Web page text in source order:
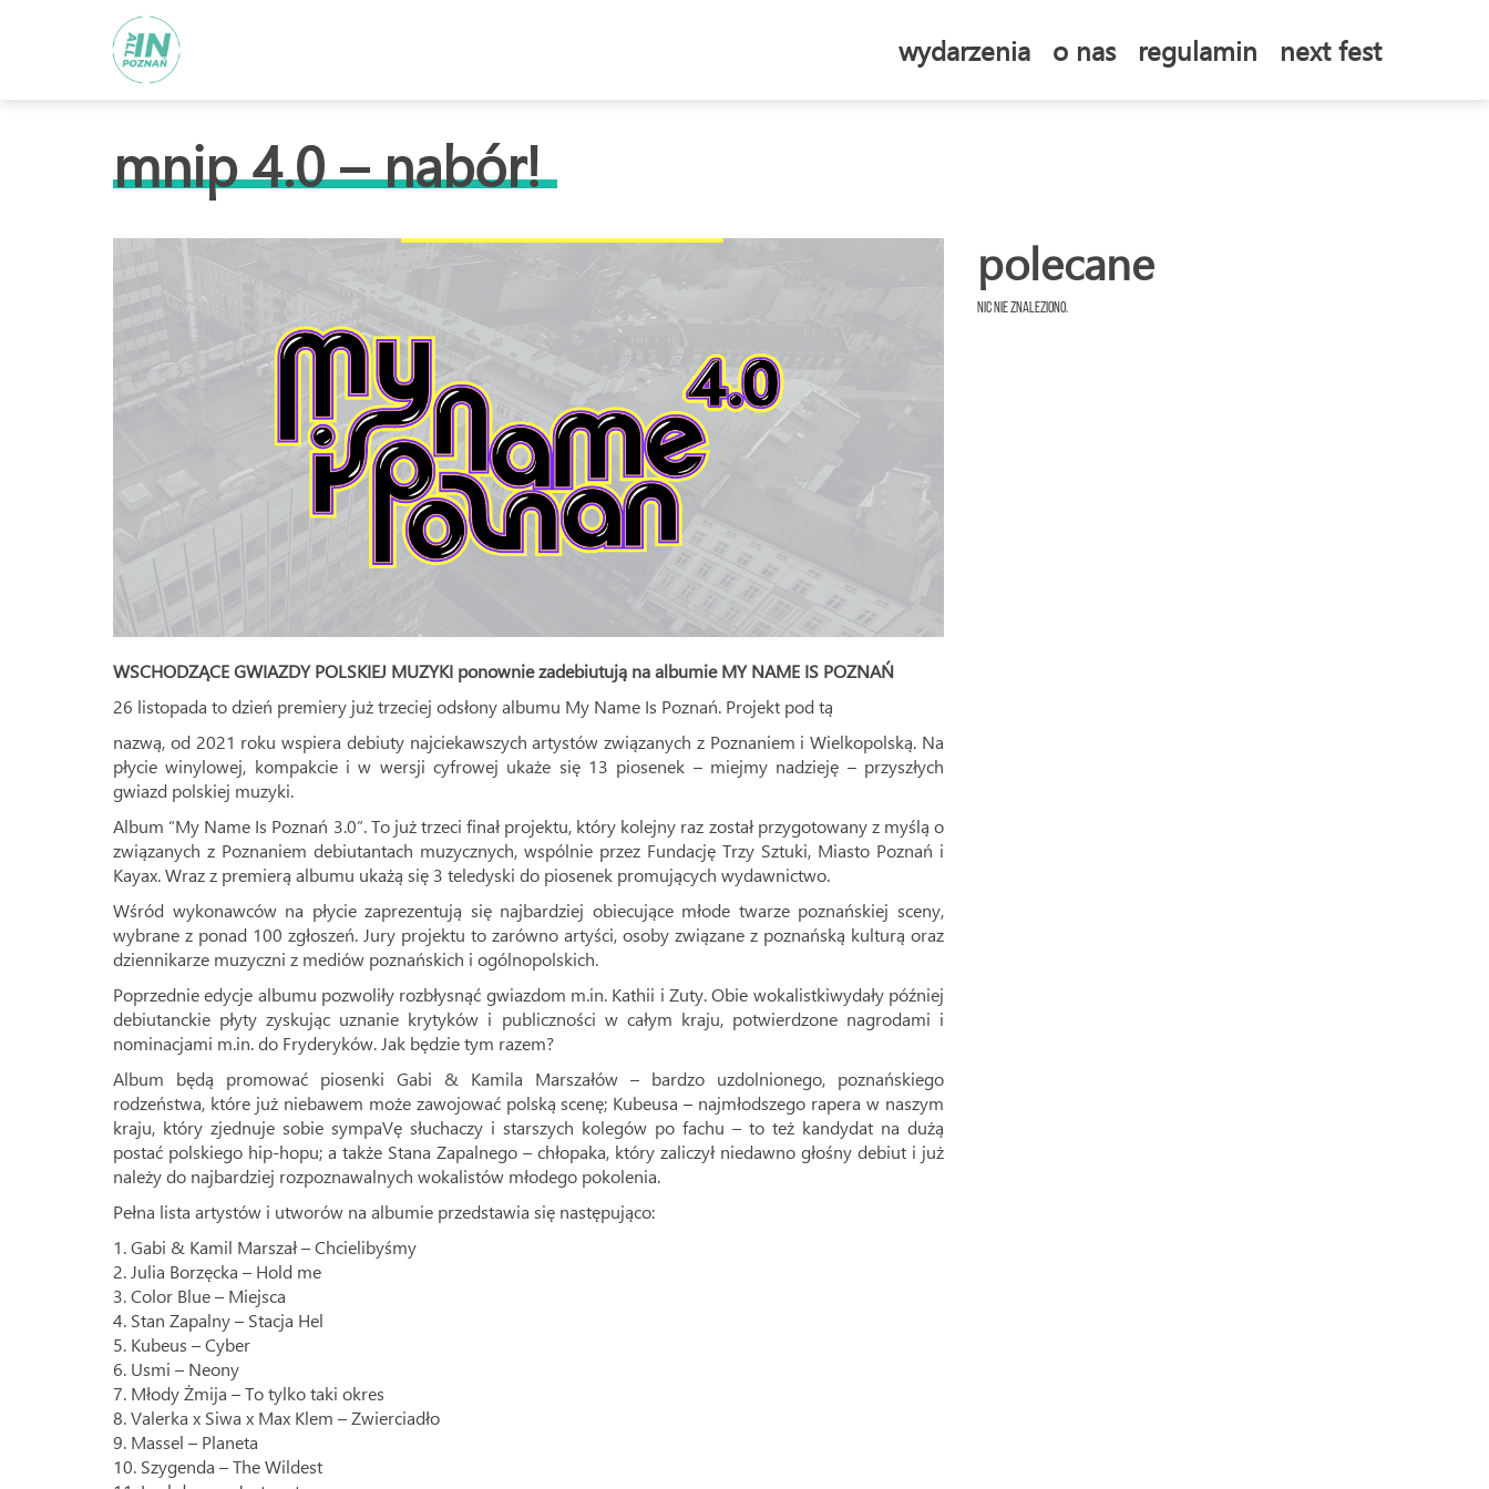
wydarzenia o nas regulamin next fest
mnip 4.0 – nabór!
WSCHODZĄCE GWIAZDY POLSKIEJ MUZYKI ponownie zadebiutują na albumie MY NAME IS POZNAŃ
26 listopada to dzień premiery już trzeciej odsłony albumu My Name Is Poznań. Projekt pod tą
nazwą, od 2021 roku wspiera debiuty najciekawszych artystów związanych z Poznaniem i Wielkopolską. Na
płycie winylowej, kompakcie i w wersji cyfrowej ukaże się 13 piosenek – miejmy nadzieję – przyszłych
gwiazd polskiej muzyki.
Album “My Name Is Poznań 3.0”. To już trzeci finał projektu, który kolejny raz został przygotowany z myślą o
związanych z Poznaniem debiutantach muzycznych, wspólnie przez Fundację Trzy Sztuki, Miasto Poznań i
Kayax. Wraz z premierą albumu ukażą się 3 teledyski do piosenek promujących wydawnictwo.
Wśród wykonawców na płycie zaprezentują się najbardziej obiecujące młode twarze poznańskiej sceny,
wybrane z ponad 100 zgłoszeń. Jury projektu to zarówno artyści, osoby związane z poznańską kulturą oraz
dziennikarze muzyczni z mediów poznańskich i ogólnopolskich.
Poprzednie edycje albumu pozwoliły rozbłysnąć gwiazdom m.in. Kathii i Zuty. Obie wokalistkiwydały później
debiutanckie płyty zyskując uznanie krytyków i publiczności w całym kraju, potwierdzone nagrodami i
nominacjami m.in. do Fryderyków. Jak będzie tym razem?
Album będą promować piosenki Gabi & Kamila Marszałów – bardzo uzdolnionego, poznańskiego
rodzeństwa, które już niebawem może zawojować polską scenę; Kubeusa – najmłodszego rapera w naszym
kraju, który zjednuje sobie sympaVę słuchaczy i starszych kolegów po fachu – to też kandydat na dużą
postać polskiego hip-hopu; a także Stana Zapalnego – chłopaka, który zaliczył niedawno głośny debiut i już
należy do najbardziej rozpoznawalnych wokalistów młodego pokolenia.
Pełna lista artystów i utworów na albumie przedstawia się następująco:
1. Gabi & Kamil Marszał – Chcielibyśmy
2. Julia Borzęcka – Hold me
3. Color Blue – Miejsca
4. Stan Zapalny – Stacja Hel
5. Kubeus – Cyber
6. Usmi – Neony
7. Młody Żmija – To tylko taki okres
8. Valerka x Siwa x Max Klem – Zwierciadło
9. Massel – Planeta
10. Szygenda – The Wildest
polecane
Nic nie znaleziono.